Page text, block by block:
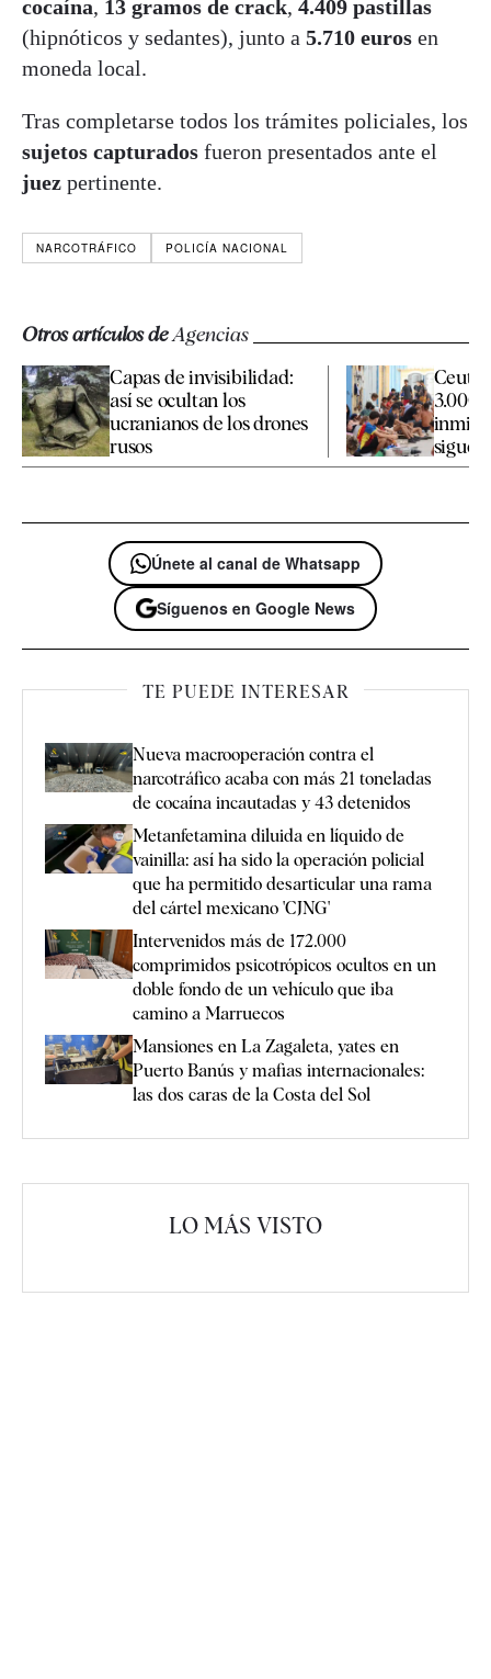
cocaína, 13 gramos de crack, 4.409 pastillas
(hipnóticos y sedantes), junto a 5.710 euros en
moneda local.
Tras completarse todos los trámites policiales, los
sujetos capturados fueron presentados ante el
juez pertinente.
NARCOTRÁFICO POLICÍA NACIONAL
Otros artículos deAgencias
Capas de invisibilidad:
así se ocultan los
ucranianos de los drones
rusos
Ceuta
3.000
Únete al canal de Whatsapp
Síguenos en Google News
TE PUEDE INTERESAR
Nueva macrooperación contra el
narcotráfico acaba con más 21 toneladas
de cocaína incautadas y 43 detenidos
Metanfetamina diluida en líquido de
vainilla: así ha sido la operación policial
que ha permitido desarticular una rama
del cártel mexicano 'CJNG'
Intervenidos más de 172.000
comprimidos psicotrópicos ocultos en un
doble fondo de un vehículo que iba
camino a Marruecos
Mansiones en La Zagaleta, yates en
Puerto Banús y mafias internacionales:
las dos caras de la Costa del Sol
LO MÁS VISTO